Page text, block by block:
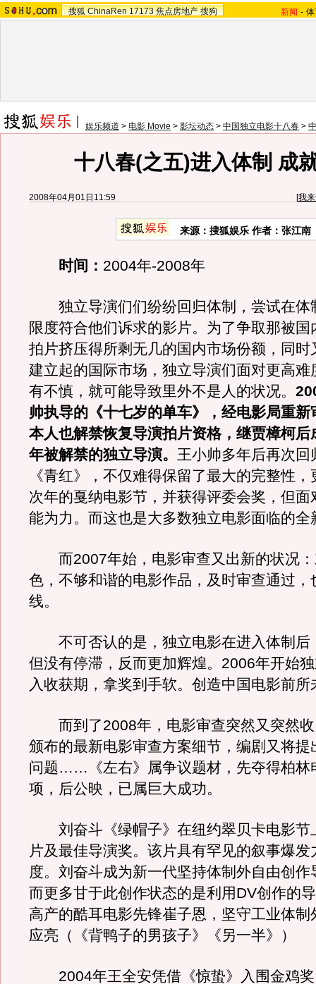
搜狐 ChinaRen 17173 焦点房地产 搜狗 新闻 -
娱乐频道 > 电影 Movie > 影坛动态 > 中国独立电影十八春 >
十八春(之五)进入体制 成
2008年04月01日11:59 [我
来源：搜狐娱乐 作者：张江南
时间： 2004年-2008年
独立导演们们纷纷回归体制，尝试在体
限度符合他们诉求的影片。为了争取那被国
拍片挤压得所剩无几的国内市场份额，同时
建立起的国际市场，独立导演们面对更高难
有不慎，就可能导致里外不是人的状况。
帅执导的《十七岁的单车》，经电影局重新
本人也解禁恢复导演拍片资格，继贾樟柯后
年被解禁的独立导演。 王小帅多年后再次回
《青红》，不仅难得保留了最大的完整性
次年的戛纳电影节，并获得评委会奖，但面
能为力。而这也是大多数独立电影面临的全
而2007年始，电影审查又出新的状况：
色，不够和谐的电影作品，及时审查通过，
线。
不可否认的是，独立电影在进入体制后
但没有停滞，反而更加辉煌。2006年开始
入收获期，拿奖到手软。创造中国电影前所
而到了2008年，电影审查突然又突然收
颁布的最新电影审查方案细节，编剧又将提
问题……《左右》属争议题材，先夺得柏林
项，后公映，已属巨大成功。
刘奋斗《绿帽子》在纽约翠贝卡电影节
片及最佳导演奖。该片具有罕见的叙事爆发
度。刘奋斗成为新一代坚持体制外自由创作
而更多甘于此创作状态的是利用DV创作的
高产的酷耳电影先锋崔子恩，坚守工业体制
应亮（《背鸭子的男孩子》《另一半》）
2004年王全安凭借《惊蛰》入围金鸡奖